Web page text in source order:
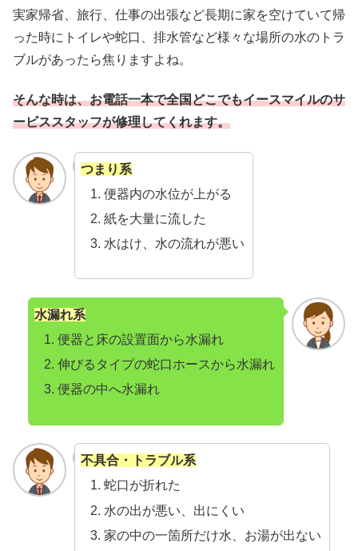
実家帰省、旅行、仕事の出張など長期に家を空けていて帰
った時にトイレや蛇口、排水管など様々な場所の水のトラ
ブルがあったら焦りますよね。
そんな時は、お電話一本で全国どこでもイースマイルのサ
ービススタッフが修理してくれます。
つまり系
便器内の水位が上がる
紙を大量に流した
水はけ、水の流れが悪い
水漏れ系
便器と床の設置面から水漏れ
伸びるタイプの蛇口ホースから水漏れ
便器の中へ水漏れ
不具合・トラブル系
蛇口が折れた
水の出が悪い、出にくい
家の中の一箇所だけ水、お湯が出ない